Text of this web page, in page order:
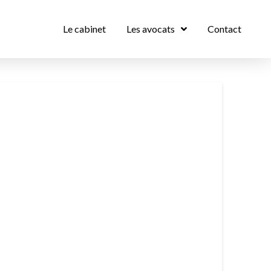
Le cabinet Les avocats Contact